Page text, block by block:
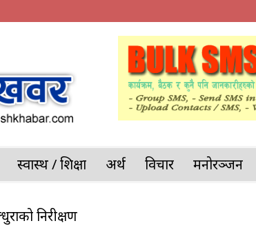
स्वास्थ / शिक्षा अर्थ विचार मनोरञ्जन
निरीक्षण